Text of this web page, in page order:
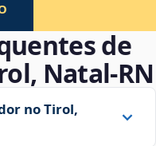
de
Natal‑RN
no Tirol,